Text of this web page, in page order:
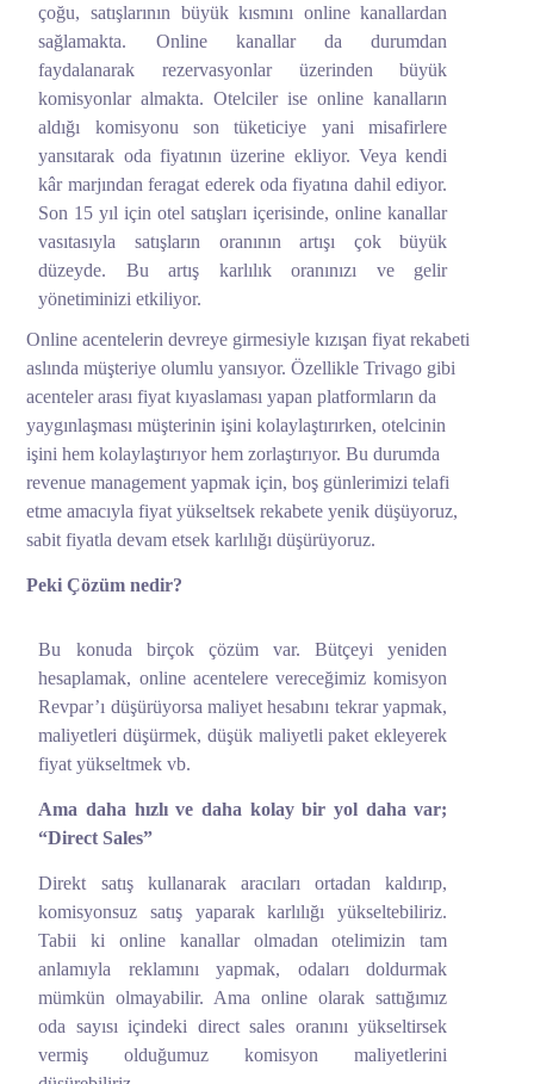
çoğu, satışlarının büyük kısmını online kanallardan
sağlamakta. Online kanallar da durumdan
faydalanarak rezervasyonlar üzerinden büyük
komisyonlar almakta. Otelciler ise online kanalların
aldığı komisyonu son tüketiciye yani misafirlere
yansıtarak oda fiyatının üzerine ekliyor. Veya kendi
kâr marjından feragat ederek oda fiyatına dahil ediyor.
Son 15 yıl için otel satışları içerisinde, online kanallar
vasıtasıyla satışların oranının artışı çok büyük
düzeyde. Bu artış karlılık oranınızı ve gelir
yönetiminizi etkiliyor.
Online acentelerin devreye girmesiyle kızışan fiyat rekabeti
aslında müşteriye olumlu yansıyor. Özellikle Trivago gibi
acenteler arası fiyat kıyaslaması yapan platformların da
yaygınlaşması müşterinin işini kolaylaştırırken, otelcinin
işini hem kolaylaştırıyor hem zorlaştırıyor. Bu durumda
revenue management yapmak için, boş günlerimizi telafi
etme amacıyla fiyat yükseltsek rekabete yenik düşüyoruz,
sabit fiyatla devam etsek karlılığı düşürüyoruz.
Peki Çözüm nedir?
Bu konuda birçok çözüm var. Bütçeyi yeniden
hesaplamak, online acentelere vereceğimiz komisyon
Revpar’ı düşürüyorsa maliyet hesabını tekrar yapmak,
maliyetleri düşürmek, düşük maliyetli paket ekleyerek
fiyat yükseltmek vb.
Ama daha hızlı ve daha kolay bir yol daha var;
“Direct Sales”
Direkt satış kullanarak aracıları ortadan kaldırıp,
komisyonsuz satış yaparak karlılığı yükseltebiliriz.
Tabii ki online kanallar olmadan otelimizin tam
anlamıyla reklamını yapmak, odaları doldurmak
mümkün olmayabilir. Ama online olarak sattığımız
oda sayısı içindeki direct sales oranını yükseltirsek
vermiş olduğumuz komisyon maliyetlerini